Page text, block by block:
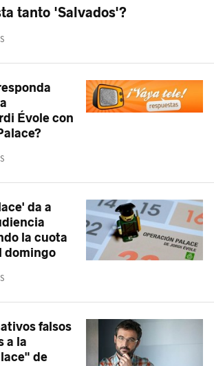
tanto 'Salvados'?
Évole con
da a
la cuota
domingo
falsos
a la
de